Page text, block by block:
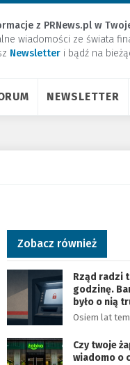
z PRNews.pl w
wiadomości ze świata
Newsletter ​i bądź na
NEWSLETTER
Zobacz również
Rząd radzi
godzinę.
było o nią
Osiem lat
Czy twoje
wiadomo o